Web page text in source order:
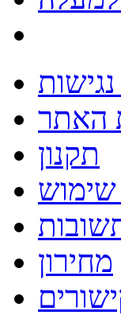
האתר
תקנון
שימוש
מחירון